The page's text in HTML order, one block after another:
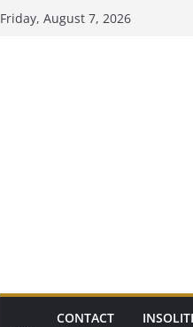
Friday, August 7, 2026
CONTACT